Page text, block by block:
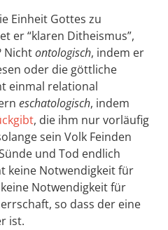
Einheit Gottes zu
er “klaren Ditheismus”,
Nichtontologisch, indem er
oder die göttliche
einmal relational
eschatologisch, indem
, die ihm nur vorläufig
sein Volk Feinden
und Tod endlich
keine Notwendigkeit für
Notwendigkeit für
so dass der eine
ist.